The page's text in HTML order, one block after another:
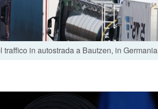
in autostrada a Bautzen, in Germania